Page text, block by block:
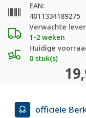
Verwachte
1-2 weken
Huidige
0 stuk(s)
EAN:
4011334189275
officiële